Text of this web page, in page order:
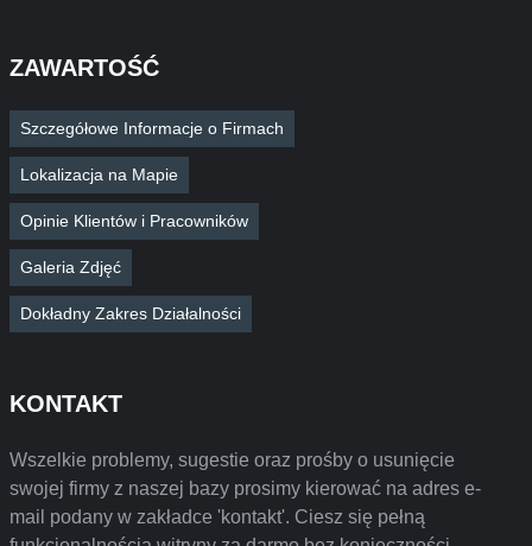
ZAWARTOŚĆ
Szczegółowe Informacje o Firmach
Lokalizacja na Mapie
Opinie Klientów i Pracowników
Galeria Zdjęć
Dokładny Zakres Działalności
KONTAKT
Wszelkie problemy, sugestie oraz prośby o usunięcie
swojej firmy z naszej bazy prosimy kierować na adres e-
mail podany w zakładce 'kontakt'. Ciesz się pełną